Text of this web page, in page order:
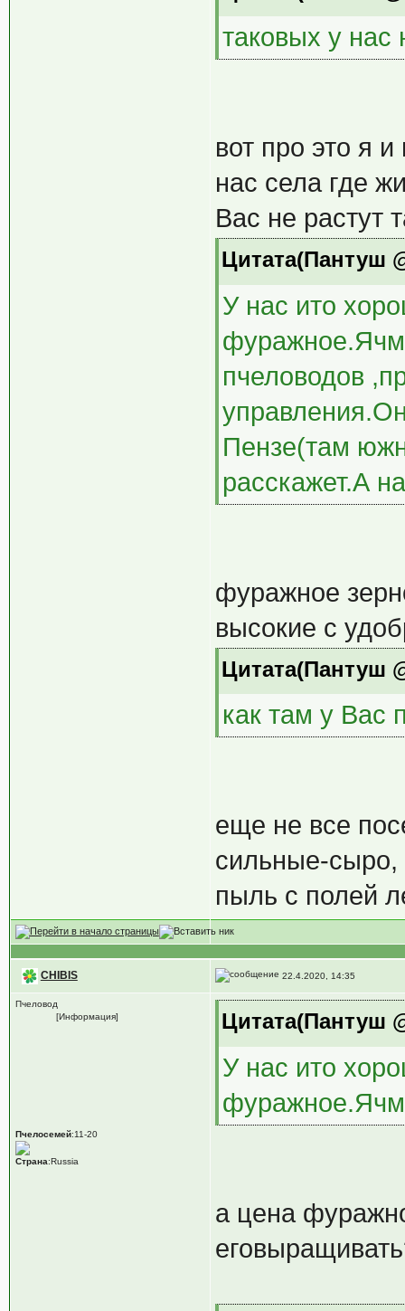
таковых у нас
вот про это я
нас села где
Вас не растут
Цитата(Пантуш
У нас ито
пчеловодов
Пензе(там
расскажет.А
фуражное
высокие с
Цитата(Пантуш
как там у Вас
еще не все
сильные-сыро,
пыль с полей
CHIBIS 22.4.2020, 14:35
Пчеловод
[Информация]
Пчелосемей:11-20
Страна:Russia
Цитата(Пантуш
У нас ито
а цена